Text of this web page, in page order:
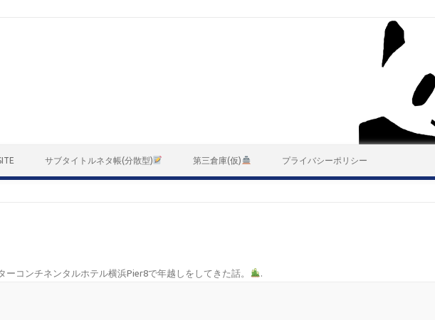
サブタイトルネタ帳(分散型) 第三倉庫(仮) プライバシーポリシー
ーコンチネンタルホテル横浜Pier8で年越しをしてきた話。 .